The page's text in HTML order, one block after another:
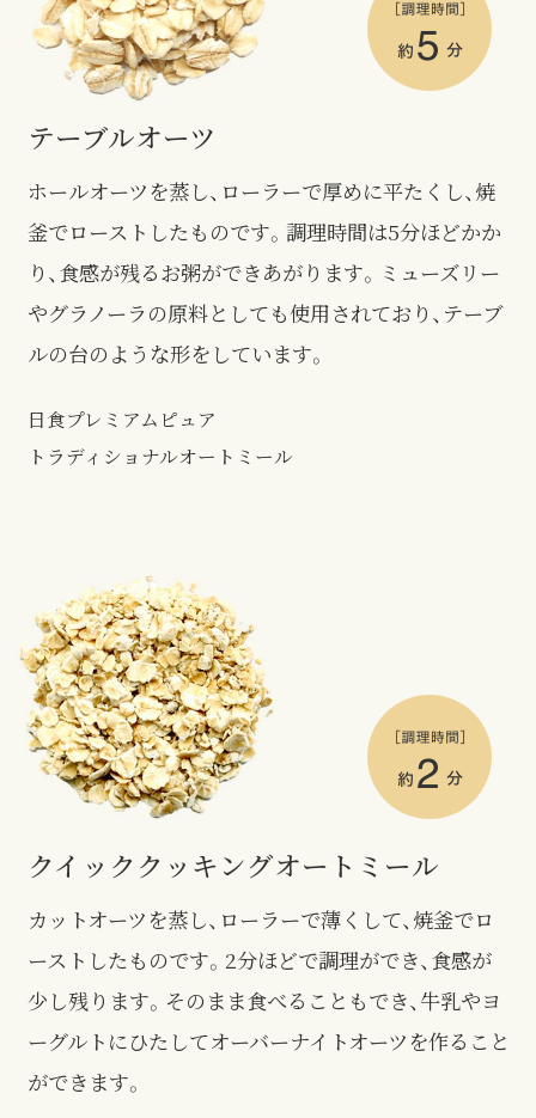
テーブルオーツ
ホールオーツを蒸し、ローラーで厚めに平たくし、焼
釜でローストしたものです。調理時間は5分ほどかか
り、食感が残るお粥ができあがります。ミューズリー
やグラノーラの原料としても使用されており、テーブ
ルの台のような形をしています。
日食プレミアムピュア
トラディショナルオートミール
クイッククッキングオートミール
カットオーツを蒸し、ローラーで薄くして、焼釜でロ
ーストしたものです。2分ほどで調理ができ、食感が
少し残ります。そのまま食べることもでき、牛乳やヨ
ーグルトにひたしてオーバーナイトオーツを作ること
ができます。